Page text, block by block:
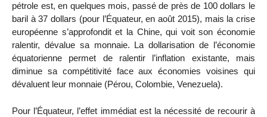
pétrole est, en quelques mois, passé de près de 100 dollars le
baril à 37 dollars (pour l’Équateur, en août 2015), mais la crise
européenne s’approfondit et la Chine, qui voit son économie
ralentir, dévalue sa monnaie. La dollarisation de l’économie
équatorienne permet de ralentir l’inflation existante, mais
diminue sa compétitivité face aux économies voisines qui
dévaluent leur monnaie (Pérou, Colombie, Venezuela).
Pour l’Équateur, l’effet immédiat est la nécessité de recourir à